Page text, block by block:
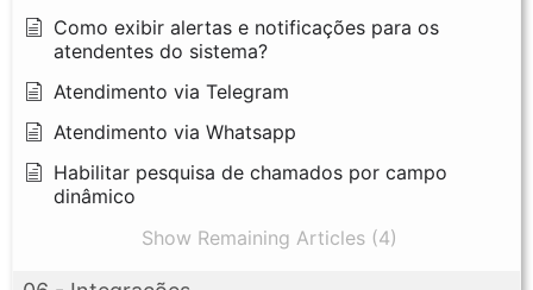
Como exibir alertas e notificações para os
atendentes do sistema?
Atendimento via Telegram
Atendimento via Whatsapp
Habilitar pesquisa de chamados por campo
dinâmico
Show Remaining Articles (4)